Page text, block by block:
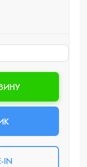
IN